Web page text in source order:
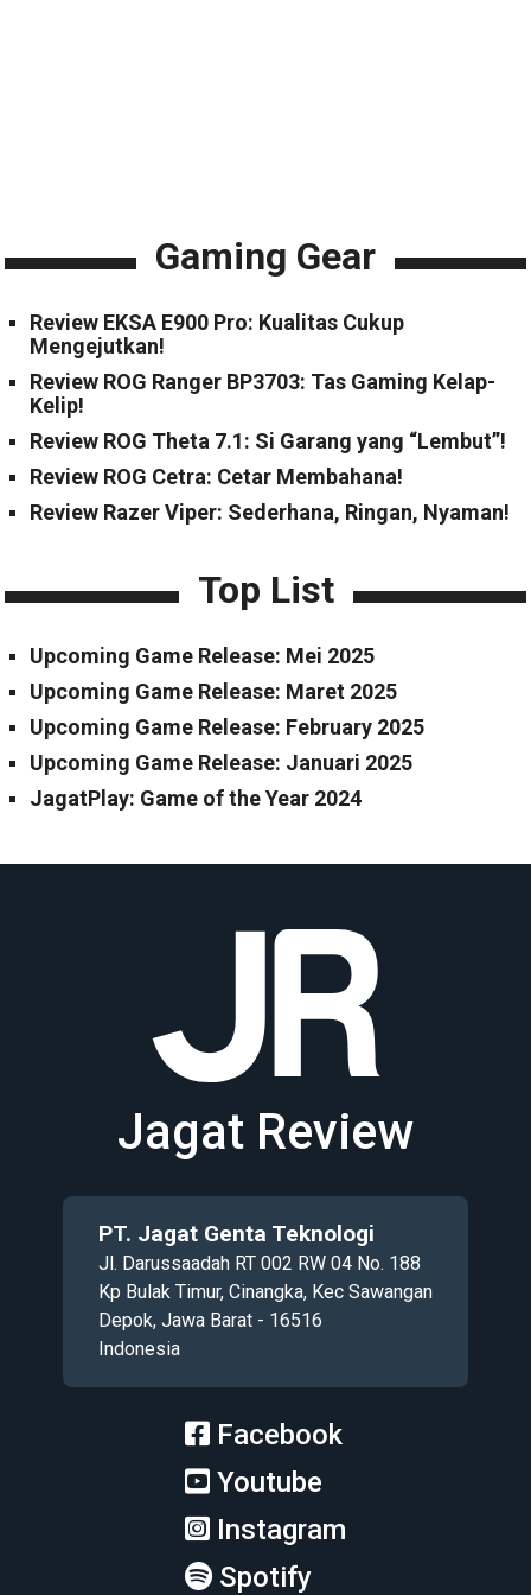
Gaming Gear
Review EKSA E900 Pro: Kualitas Cukup
Mengejutkan!
Review ROG Ranger BP3703: Tas Gaming Kelap-
Kelip!
Review ROG Theta 7.1: Si Garang yang “Lembut”!
Review ROG Cetra: Cetar Membahana!
Review Razer Viper: Sederhana, Ringan, Nyaman!
Top List
Upcoming Game Release: Mei 2025
Upcoming Game Release: Maret 2025
Upcoming Game Release: February 2025
Upcoming Game Release: Januari 2025
JagatPlay: Game of the Year 2024
Jagat Review
PT. Jagat Genta Teknologi
Jl. Darussaadah RT 002 RW 04 No. 188
Kp Bulak Timur, Cinangka, Kec Sawangan
Depok, Jawa Barat - 16516
Indonesia
Facebook
Youtube
Instagram
Spotify